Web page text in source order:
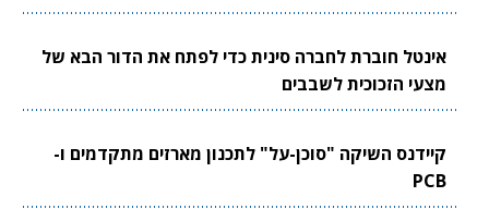
אינטל חוברת לחברה סינית כדי לפתח את הדור הבא של
מצעי הזכוכית לשבבים
קיידנס השיקה "סוכן-על" לתכנון מארזים מתקדמים ו-
PCB